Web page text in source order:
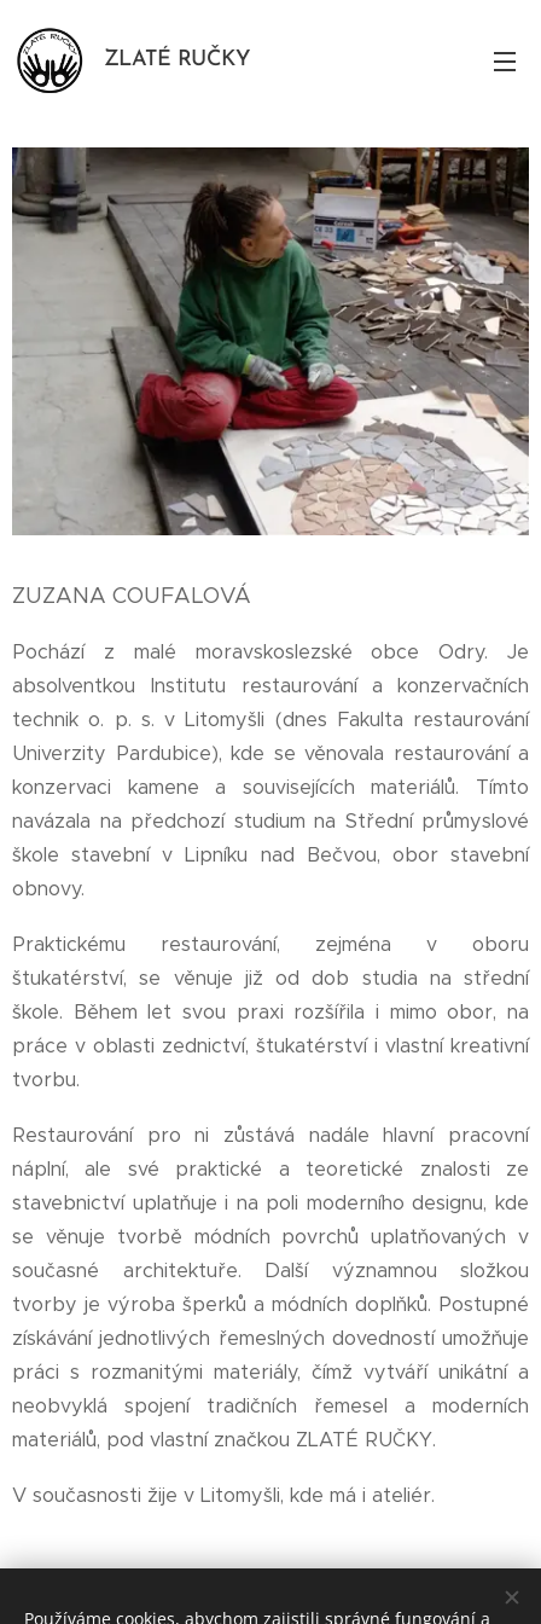
ZLATÉ RUČKY
ZUZANA COUFALOVÁ
Pochází z malé moravskoslezské obce Odry. Je
absolventkou Institutu restaurování a konzervačních
technik o. p. s. v Litomyšli (dnes Fakulta restaurování
Univerzity Pardubice), kde se věnovala restaurování a
konzervaci kamene a souvisejících materiálů. Tímto
navázala na předchozí studium na Střední průmyslové
škole stavební v Lipníku nad Bečvou, obor stavební
obnovy.
Praktickému restaurování, zejména v oboru
štukatérství, se věnuje již od dob studia na střední
škole. Během let svou praxi rozšířila i mimo obor, na
práce v oblasti zednictví, štukatérství i vlastní kreativní
tvorbu.
Restaurování pro ni zůstává nadále hlavní pracovní
náplní, ale své praktické a teoretické znalosti ze
stavebnictví uplatňuje i na poli moderního designu, kde
se věnuje tvorbě módních povrchů uplatňovaných v
současné architektuře. Další významnou složkou
tvorby je výroba šperků a módních doplňků. Postupné
získávání jednotlivých řemeslných dovedností umožňuje
práci s rozmanitými materiály, čímž vytváří unikátní a
neobvyklá spojení tradičních řemesel a moderních
materiálů, pod vlastní značkou ZLATÉ RUČKY.
V současnosti žije v Litomyšli, kde má i ateliér.
Používáme cookies, abychom zajistili správné fungování a